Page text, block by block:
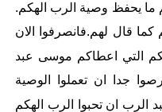
ما يحفظ وصية الرب الهكم.
قال لهم.فانصرفوا الان
التي اعطاكم موسى عبد
جدا ان تعملوا الوصية
الرب ان تحبوا الرب الهكم